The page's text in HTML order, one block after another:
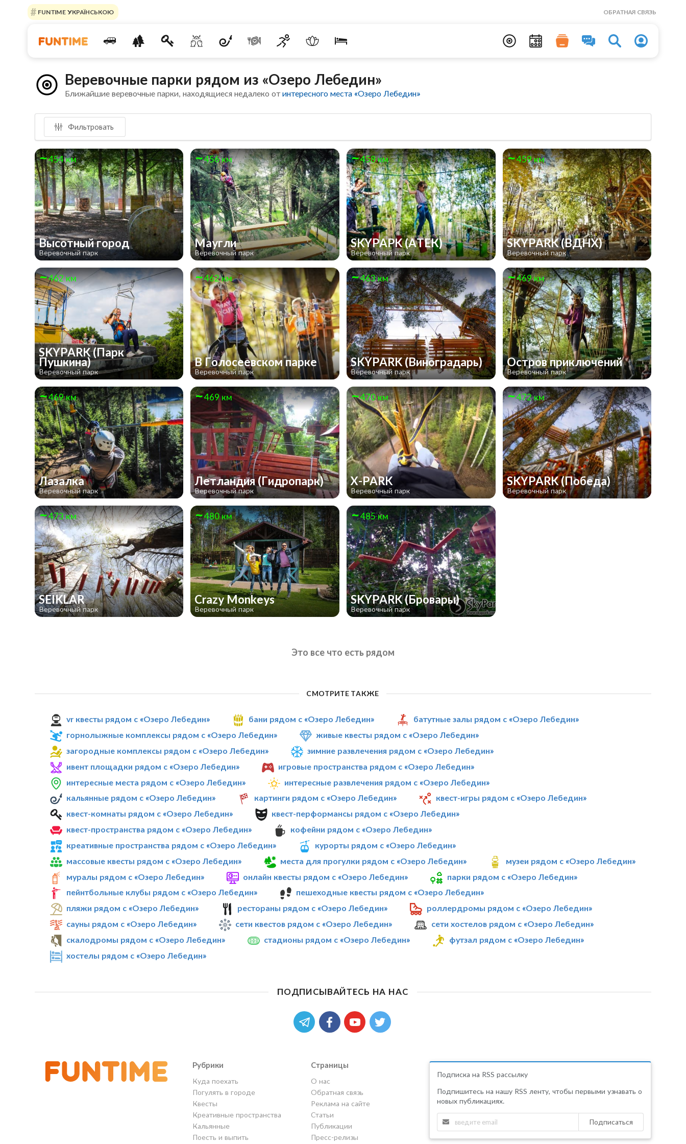
FUNTIME УКРАЇНСЬКОЮ ОБРАТНАЯ СВЯЗЬ
Веревочные парки рядом из «Озеро Лебедин»
Ближайшие веревочные парки, находящиеся недалеко отинтересного места «Озеро Лебедин»
Фильтровать
454 км
Высотный город
Веревочный парк
456 км
Маугли
Веревочный парк
458 км
SKYPAPK (АТЕК)
Веревочный парк
459 км
SKYPARK (ВДНХ)
Веревочный парк
462 км
SKYPARK (Парк
Пушкина)
Веревочный парк
462 км
В Голосеевском парке
Веревочный парк
463 км
SKYPARK (Виноградарь)
Веревочный парк
469 км
Остров приключений
Веревочный парк
469 км
Лазалка
Веревочный парк
469 км
Летландия (Гидропарк)
Веревочный парк
470 км
X-PARK
Веревочный парк
472 км
SKYPARK (Победа)
Веревочный парк
473 км
SEIKLAR
Веревочный парк
480 км
Crazy Monkeys
Веревочный парк
485 км
SKYPARK (Бровары)
Веревочный парк
Это все что есть рядом
СМОТРИТЕ ТАКЖЕ
vr квесты рядом с «Озеро Лебедин» бани рядом с «Озеро Лебедин»
батутные залы рядом с «Озеро Лебедин»
горнолыжные комплексы рядом с «Озеро Лебедин»
живые квесты рядом с «Озеро Лебедин»
загородные комплексы рядом с «Озеро Лебедин»
зимние развлечения рядом с «Озеро Лебедин»
ивент площадки рядом с «Озеро Лебедин»
игровые пространства рядом с «Озеро Лебедин»
интересные места рядом с «Озеро Лебедин»
интересные развлечения рядом с «Озеро Лебедин»
кальянные рядом с «Озеро Лебедин»
картинги рядом с «Озеро Лебедин»
квест-игры рядом с «Озеро Лебедин»
квест-комнаты рядом с «Озеро Лебедин»
квест-перформансы рядом с «Озеро Лебедин»
квест-пространства рядом с «Озеро Лебедин»
кофейни рядом с «Озеро Лебедин»
креативные пространства рядом с «Озеро Лебедин»
курорты рядом с «Озеро Лебедин»
массовые квесты рядом с «Озеро Лебедин»
места для прогулки рядом с «Озеро Лебедин»
музеи рядом с «Озеро Лебедин»
муралы рядом с «Озеро Лебедин»
онлайн квесты рядом с «Озеро Лебедин»
парки рядом с «Озеро Лебедин»
пейнтбольные клубы рядом с «Озеро Лебедин»
пешеходные квесты рядом с «Озеро Лебедин»
пляжи рядом с «Озеро Лебедин»
рестораны рядом с «Озеро Лебедин»
роллердромы рядом с «Озеро Лебедин»
сауны рядом с «Озеро Лебедин»
сети квестов рядом с «Озеро Лебедин»
сети хостелов рядом с «Озеро Лебедин»
скалодромы рядом с «Озеро Лебедин»
стадионы рядом с «Озеро Лебедин»
футзал рядом с «Озеро Лебедин»
хостелы рядом с «Озеро Лебедин»
ПОДПИСЫВАЙТЕСЬ НА НАС
Рубрики
Куда поехать
Погулять в городе
Квесты
Креативные пространства
Кальянные
Поесть и выпить
Страницы
О нас
Обратная связь
Реклама на сайте
Статьи
Публикации
Пресс-релизы
Подписка на RSS рассылку
Подпишитесь на нашу RSS ленту, чтобы первыми узнавать о
новых публикациях.
Подписаться